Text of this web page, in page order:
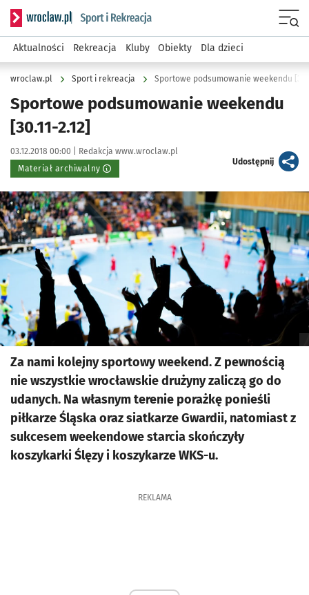
Serwis informacyjny wroclaw.pl podserwis: Sport i rekreacja
Aktualności Rekreacja Kluby Obiekty Dla dzieci
wroclaw.pl Sport i rekreacja Sportowe podsumowanie weekendu
Sportowe podsumowanie weekendu
[30.11-2.12]
Data publikacji:
03.12.2018 00:00 | Autor:
Redakcja www.wroclaw.pl
Materiał archiwalny
Udostępnijartykuł
Kliknij, aby powiększyć
Za nami kolejny sportowy weekend. Z pewnością
nie wszystkie wrocławskie drużyny zaliczą go do
udanych. Na własnym terenie porażkę ponieśli
piłkarze Śląska oraz siatkarze Gwardii, natomiast z
sukcesem weekendowe starcia skończyły
koszykarki Ślęzy i koszykarze WKS-u.
REKLAMA